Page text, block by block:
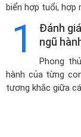
biển hợp tuổi, hợp
1
Đánh
ngũ
Phong
hành của từng
tương khắc giữa